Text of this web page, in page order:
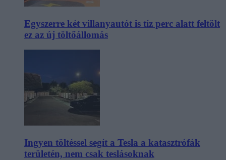
Egyszerre két villanyautót is tíz perc alatt feltölt
ez az új töltőállomás
Ingyen töltéssel segít a Tesla a katasztrófák
területén, nem csak teslásoknak